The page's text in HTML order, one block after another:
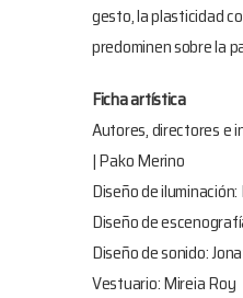
gesto, la plasticidad
predominen sobre la
Ficha artística
Autores, directores e
| Pako Merino
Diseño de
Diseño de
Diseño de sonido:
Vestuario: Mireia Roy